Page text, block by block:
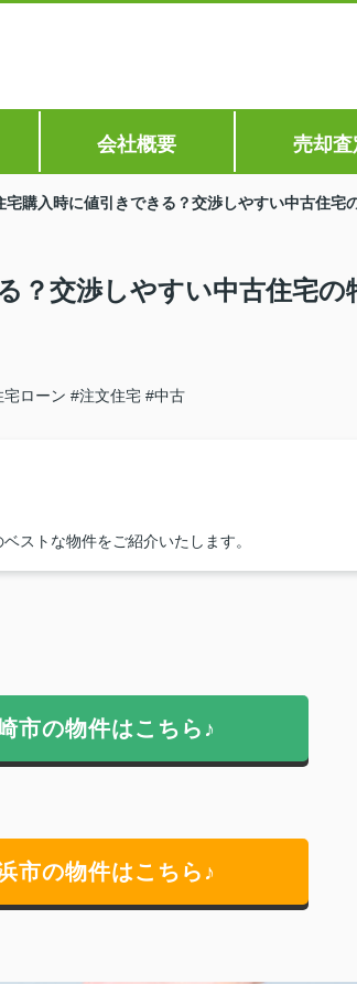
会社概要 売却査
宅購入時に値引きできる？交渉しやすい中古住宅
？交渉しやすい中古住宅の
宅ローン #注文住宅 #中古
ストな物件をご紹介いたします。
市の物件はこちら♪
市の物件はこちら♪